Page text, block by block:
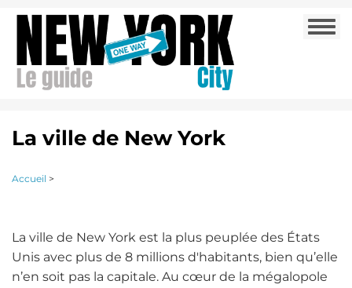
Aller
contenu
principal
La ville de New York
Accueil >
La ville de New York est la plus peuplée des États
Unis avec plus de 8 millions d'habitants, bien qu’elle
n’en soit pas la capitale. Au cœur de la mégalopole